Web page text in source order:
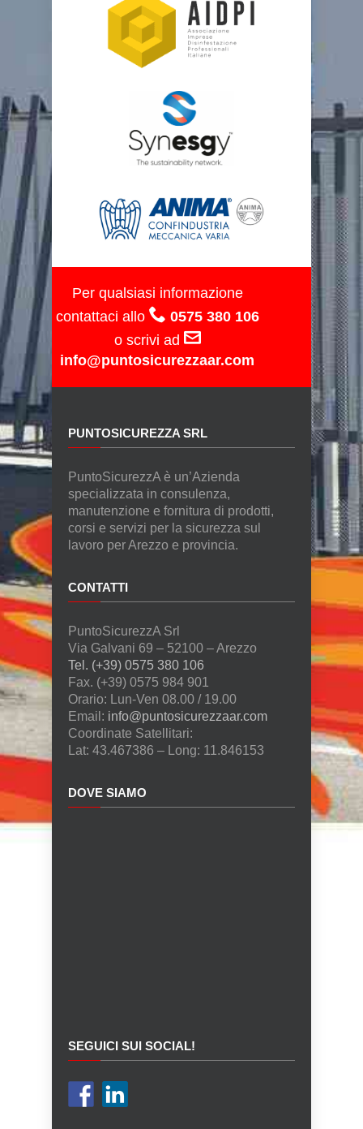
Per qualsiasi informazione
contattaci allo
0575 380 106
o scrivi ad
info@puntosicurezzaar.com
PUNTOSICUREZZA SRL
PuntoSicurezzA è un’Azienda
specializzata in consulenza,
manutenzione e fornitura di prodotti,
corsi e servizi per la sicurezza sul
lavoro per Arezzo e provincia.
CONTATTI
PuntoSicurezzA Srl
Via Galvani 69 – 52100 – Arezzo
Tel. (+39) 0575 380 106
Fax. (+39) 0575 984 901
Orario: Lun-Ven 08.00 / 19.00
Email: info@puntosicurezzaar.com
Coordinate Satellitari:
Lat: 43.467386 – Long: 11.846153
DOVE SIAMO
SEGUICI SUI SOCIAL!